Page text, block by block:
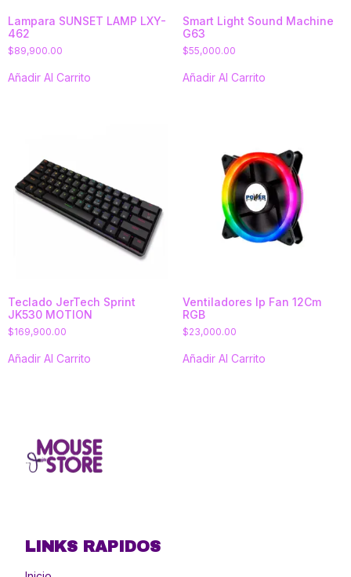
Lampara SUNSET LAMP LXY-
462
$89,900.00
Añadir Al Carrito
Smart Light Sound Machine
G63
$55,000.00
Añadir Al Carrito
Teclado JerTech Sprint
JK530 MOTION
$169,900.00
Añadir Al Carrito
Ventiladores Ip Fan 12Cm
RGB
$23,000.00
Añadir Al Carrito
LINKS RAPIDOS